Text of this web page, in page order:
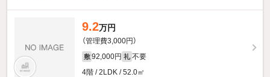
9.2万円
（管理費3,000円）
敷 92,000円 礼 不要
4階 / 2LDK / 52.0㎡